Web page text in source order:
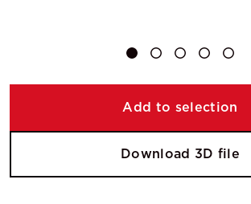
Add to selection
Download 3D file